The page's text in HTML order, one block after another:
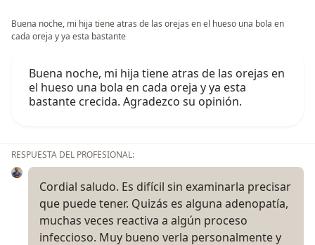
Buena noche, mi hija tiene atras de las orejas en el hueso una bola en
cada oreja y ya esta bastante
Buena noche, mi hija tiene atras de las orejas en
el hueso una bola en cada oreja y ya esta
bastante crecida. Agradezco su opinión.
RESPUESTA DEL PROFESIONAL:
Cordial saludo. Es difícil sin examinarla precisar
que puede tener. Quizás es alguna adenopatía,
muchas veces reactiva a algún proceso
infeccioso. Muy bueno verla personalmente y